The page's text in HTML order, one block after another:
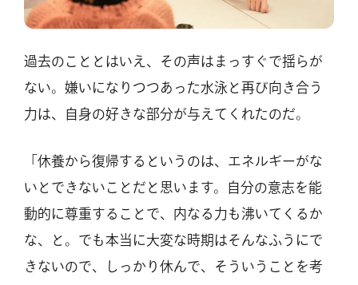
過去のこととはいえ、その声はまっすぐで揺らが
ない。嫌いになりつつあった水泳と再び向き合う
力は、自身の好きな部分が与えてくれたのだ。
「休養から復帰するというのは、エネルギーがな
いとできないことだと思います。自分の意志を能
動的に尊重することで、内なる力も沸いてくるか
な、と。でも本当に大変な時期はそんなふうにで
きないので、しっかり休んで、そういうことを考